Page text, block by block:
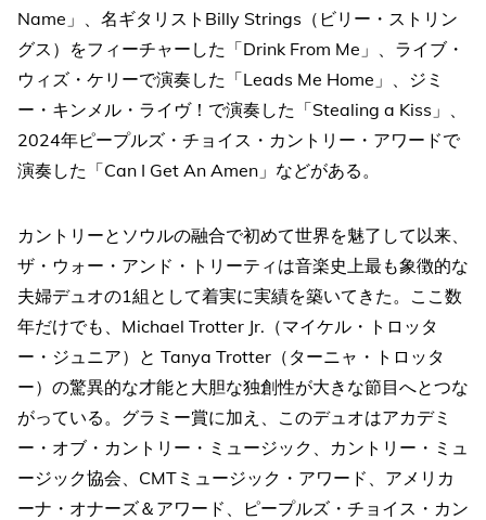
Name」、名ギタリストBilly Strings（ビリー・ストリン
グス）をフィーチャーした「Drink From Me」、ライブ・
ウィズ・ケリーで演奏した「Leads Me Home」、ジミ
ー・キンメル・ライヴ！で演奏した「Stealing a Kiss」、
2024年ピープルズ・チョイス・カントリー・アワードで
演奏した「Can I Get An Amen」などがある。
カントリーとソウルの融合で初めて世界を魅了して以来、
ザ・ウォー・アンド・トリーティは音楽史上最も象徴的な
夫婦デュオの1組として着実に実績を築いてきた。ここ数
年だけでも、Michael Trotter Jr.（マイケル・トロッタ
ー・ジュニア）と Tanya Trotter（ターニャ・トロッタ
ー）の驚異的な才能と大胆な独創性が大きな節目へとつな
がっている。グラミー賞に加え、このデュオはアカデミ
ー・オブ・カントリー・ミュージック、カントリー・ミュ
ージック協会、CMTミュージック・アワード、アメリカ
ーナ・オナーズ＆アワード、ピープルズ・チョイス・カン